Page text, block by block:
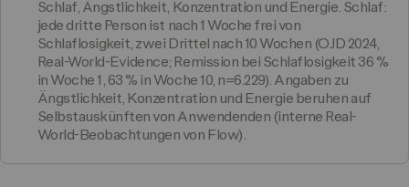
Schlaf, Ängstlichkeit, Konzentration und Energie. Schlaf:
jede dritte Person ist nach 1 Woche frei von
Schlaflosigkeit, zwei Drittel nach 10 Wochen (OJD 2024,
Real-World-Evidence; Remission bei Schlaflosigkeit 36 %
in Woche 1, 63 % in Woche 10, n=6.229). Angaben zu
Ängstlichkeit, Konzentration und Energie beruhen auf
Selbstauskünften von Anwendenden (interne Real-
World-Beobachtungen von Flow).